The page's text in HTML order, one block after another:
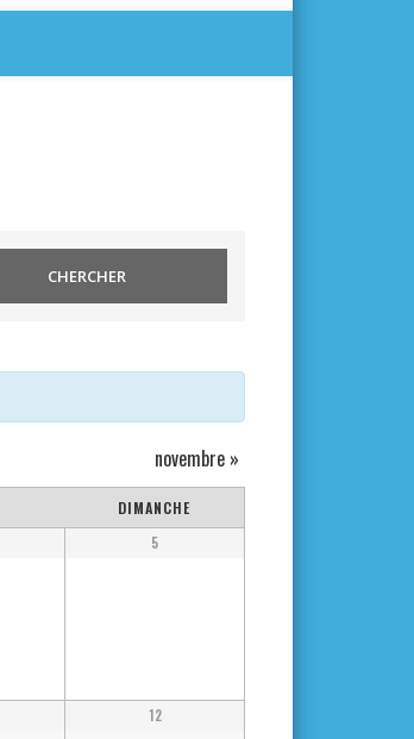
novembre »
DIMANCHE
5
12